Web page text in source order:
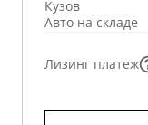
Кузов
Авто на складе
Лизинг платеж